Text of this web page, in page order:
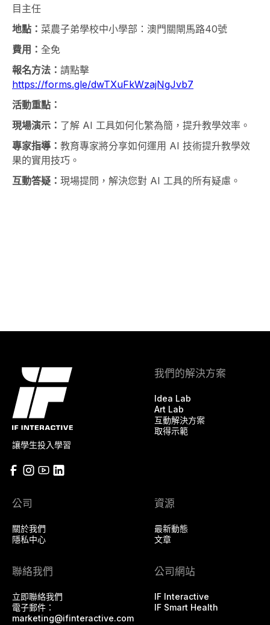
目主任
地點： 菜農子弟學校中小學部：澳門關閘馬路40號
費用： 全免
報名方法： 請點擊
https://forms.gle/dwTXuFkWzajNgJvb7
活動重點：
現場演示： 了解 AI 工具如何化繁為簡，提升教學效率。
專家指導： 教育專家將分享如何運用 AI 技術提升教學效
果的實用技巧。
互動答疑： 現場提問，解決您對 AI 工具的所有疑慮。
讓學生投入學習
我們的解決方案
Idea Lab
Art Lab
互動解決方案
取得示範
公司
關於我們
隱私中心
資源
最新動態
文章
聯絡我們
立即聯絡我們
電子郵件：
marketing@ifinteractive.com
公司網站
IF Interactive
IF Smart Health